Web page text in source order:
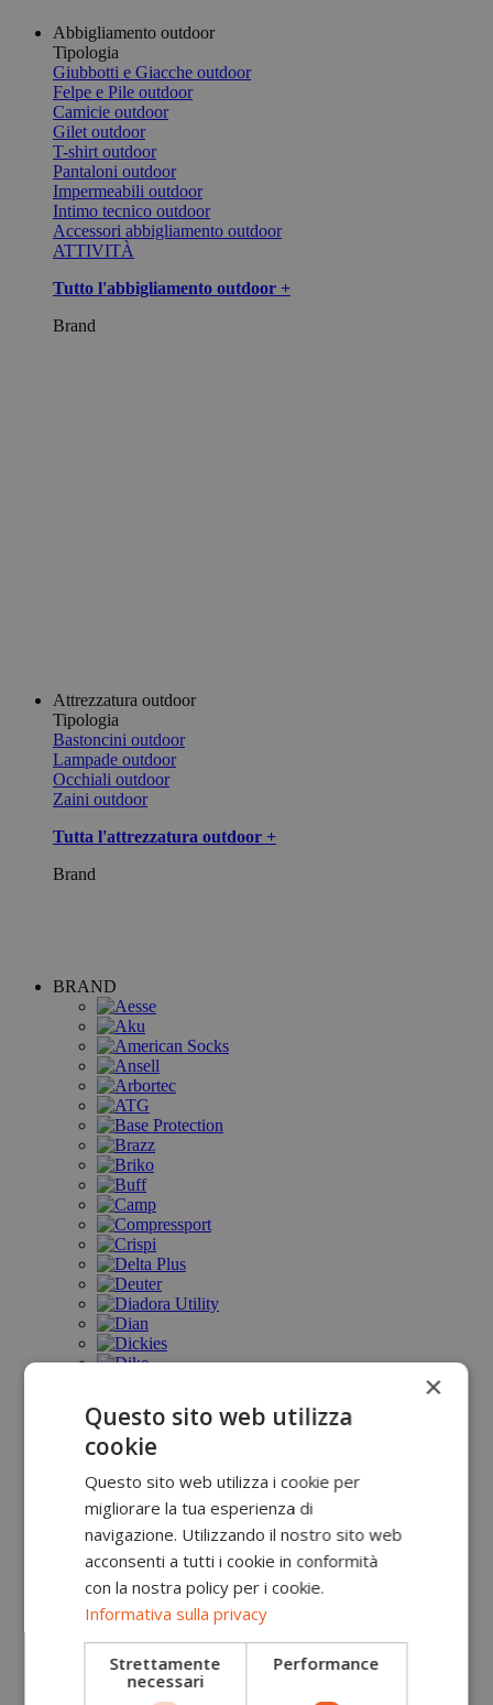
Abbigliamento outdoor
Tipologia
Giubbotti e Giacche outdoor
Felpe e Pile outdoor
Camicie outdoor
Gilet outdoor
T-shirt outdoor
Pantaloni outdoor
Impermeabili outdoor
Intimo tecnico outdoor
Accessori abbigliamento outdoor
ATTIVITÀ
Tutto l'abbigliamento outdoor +
Brand
Attrezzatura outdoor
Tipologia
Bastoncini outdoor
Lampade outdoor
Occhiali outdoor
Zaini outdoor
Tutta l'attrezzatura outdoor +
Brand
BRAND
×
Questo sito web utilizza
cookie
Questo sito web utilizza i cookie per
migliorare la tua esperienza di
navigazione. Utilizzando il nostro sito web
acconsenti a tutti i cookie in conformità
con la nostra policy per i cookie.
Informativa sulla privacy
Strettamente
necessari
Performance